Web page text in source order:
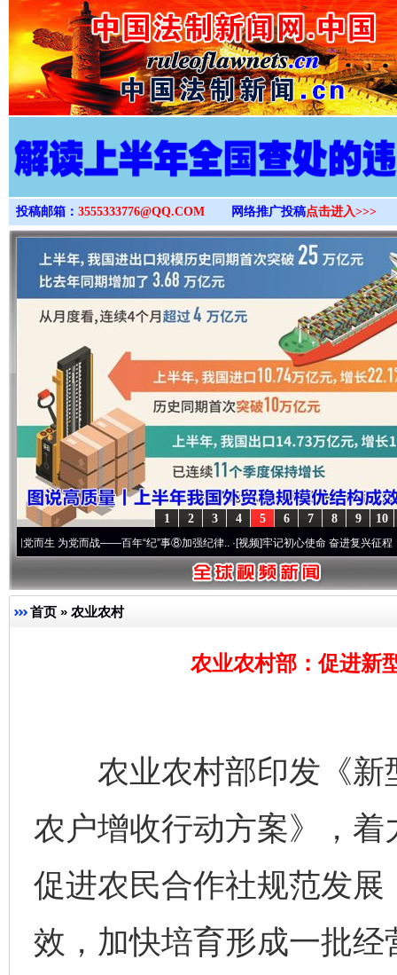
>
投稿邮箱： 3555333776@QQ.COM 网络推广投稿点击进入>>>
10
9
8
7
6
5
4
3
2
1
党而战——百年“纪”事⑧加强纪律..·[视频]牢记初心使命 奋进复兴征程丨“转折之城”
首页 » 农业农村
农业农村部：促进新
农业农村部印发《新
农户增收行动方案》，
促进农民合作社规范发
效，加快培育形成一批